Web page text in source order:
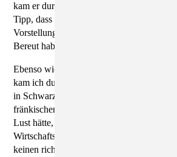
kam er durch einen Zufall: Eine
Tipp, dass in Lieske ein Braumeister
Vorstellungsgespräch wurden Nägel mit
Bereut habe er das Ganze nicht, sagt Endt.
Ebenso wie seine Entscheidung für den
kam ich durch Zufall", sagt er lachend.
in Schwarzenberg einen Getränkehandel.
fränkischen Brauerei fragte den damals
Lust hätte, Brauer zu werden. Eigentlich
Wirtschaftsinformatik gehen. "Ich hatte
keinen richtigen Plan, da bin ich nach